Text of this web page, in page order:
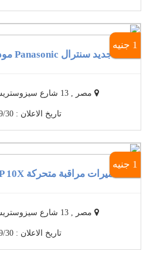
1 جنيه
جديد سنترال Panasonic موديل KX-TES824 ..
مصر , 13 شارع سيزوستريس محطه الرمل ..
تاريخ الاعلان : 2019/09/30
1 جنيه
كاميرات مراقبة متحركة IP 10X ماركة CONVOY ..
مصر , 13 شارع سيزوستريس محطه الرمل ..
تاريخ الاعلان : 2019/09/30